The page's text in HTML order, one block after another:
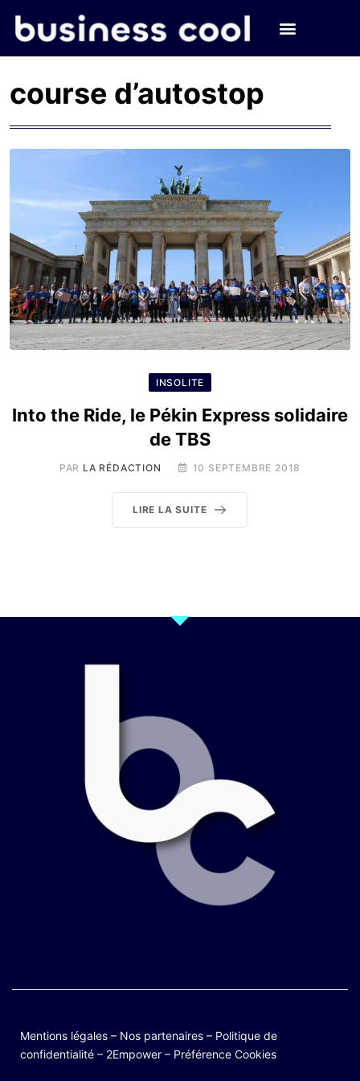
course d’autostop
INSOLITE
Into the Ride, le Pékin Express solidaire
de TBS
PAR LA RÉDACTION 10 SEPTEMBRE 2018
LIRE LA SUITE
Mentions légales – Nos partenaires – Politique de
confidentialité – 2Empower – Préférence Cookies